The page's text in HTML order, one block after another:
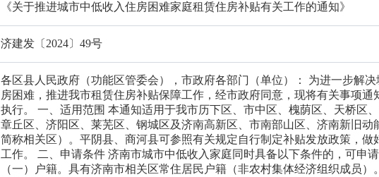
《关于推进城市中低收入住房困难家庭租赁住房补贴有关工作的通知》
济建发〔2024〕49号
各区县人民政府（功能区管委会），市政府各部门（单位）： 为进一步解
房困难，推进我市租赁住房补贴保障工作，经市政府同意，现将有关事项通
执行。 一、适用范围 本通知适用于我市历下区、市中区、槐荫区、天桥区、
章丘区、济阳区、莱芜区、钢城区及济南高新区、市南部山区、济南新旧动
简称相关区）。平阴县、商河县可参照有关规定自行制定补贴发放政策，做
工作。 二、申请条件 济南市城市中低收入家庭同时具备以下条件的，可申请
（一）户籍。具有济南市相关区常住居民户籍（非农村集体经济组织成员）